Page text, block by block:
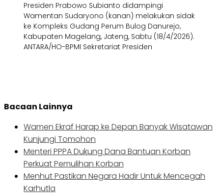
Presiden Prabowo Subianto didampingi
Wamentan Sudaryono (kanan) melakukan sidak
ke Kompleks Gudang Perum Bulog Danurejo,
Kabupaten Magelang, Jateng, Sabtu (18/4/2026).
ANTARA/HO-BPMI Sekretariat Presiden
Bacaan Lainnya
Wamen Ekraf Harap ke Depan Banyak Wisatawan
Kunjungi Tomohon
Menteri PPPA Dukung Dana Bantuan Korban
Perkuat Pemulihan Korban
Menhut Pastikan Negara Hadir Untuk Mencegah
Karhutla